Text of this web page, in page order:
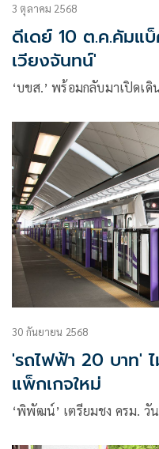
3 ตุลาคม 2568
ดีเดย์ 10 ต.ค.คัมแ
เวียงจันทน์'
‘บขส.’ พร้อมกลับมาเปิดเ
30 กันยายน 2568
'รถไฟฟ้า 20 บาท'
แพ็กเกจใหม่
‘พิพัฒน์’ เตรียมชง ครม. วั